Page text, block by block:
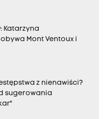
Katarzyna
Mont Ventoux i
z nienawiści?
sugerowania